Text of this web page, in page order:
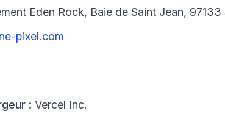
Eden Rock, Baie de Saint Jean,
pixel.com
: Vercel Inc.